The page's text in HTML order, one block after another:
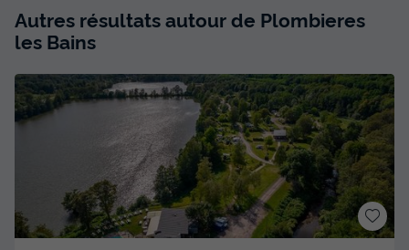
Autres résultats autour de Plombieres
les Bains